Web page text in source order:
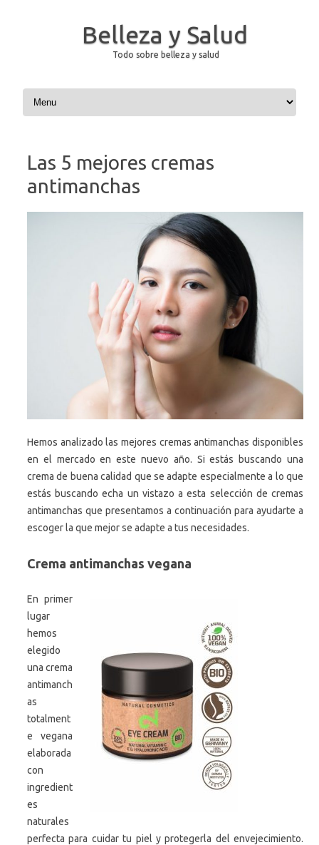
Belleza y Salud
Todo sobre belleza y salud
Saltar al contenido
Las 5 mejores cremas
antimanchas
Hemos analizado las mejores cremas antimanchas disponibles
en el mercado en este nuevo año. Si estás buscando una
crema de buena calidad que se adapte especialmente a lo que
estás buscando echa un vistazo a esta selección de cremas
antimanchas que presentamos a continuación para ayudarte a
escoger la que mejor se adapte a tus necesidades.
Crema antimanchas vegana
En primer
lugar
hemos
elegido
una crema
antimanch
as
totalment
e vegana
elaborada
con
ingredient
es
naturales
perfecta para cuidar tu piel y protegerla del envejecimiento.